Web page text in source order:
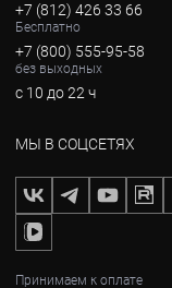
+7 (812) 426 33 66
Бесплатно
+7 (800) 555-95-58
без выходных
с 10 до 22 ч
МЫ В СОЦСЕТЯХ
Принимаем к оплате